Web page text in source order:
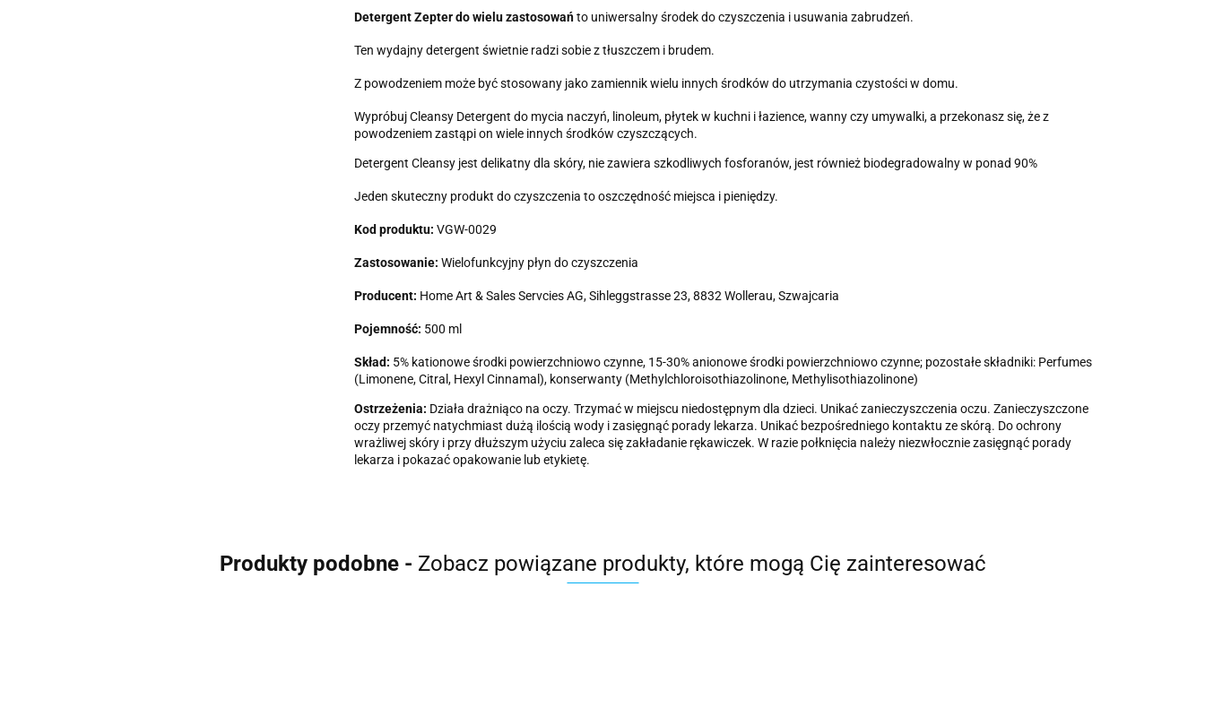
Detergent Zepter do wielu zastosowańto uniwersalny środek do czyszczenia i usuwania zabrudzeń.
Ten wydajny detergent świetnie radzi sobie z tłuszczem i brudem.
Z powodzeniem może być stosowany jako zamiennik wielu innych środków do utrzymania czystości w domu.
Wypróbuj Cleansy Detergent do mycia naczyń, linoleum, płytek w kuchni i łazience, wanny czy umywalki, a przekonasz się, że z
powodzeniem zastąpi on wiele innych środków czyszczących.
Detergent Cleansy jest delikatny dla skóry, nie zawiera szkodliwych fosforanów, jest również biodegradowalny w ponad 90%
Jeden skuteczny produkt do czyszczenia to oszczędność miejsca i pieniędzy.
Kod produktu: VGW-0029
Zastosowanie: Wielofunkcyjny płyn do czyszczenia
Producent: Home Art & Sales Servcies AG, Sihleggstrasse 23, 8832 Wollerau, Szwajcaria
Pojemność: 500 ml
Skład: 5% kationowe środki powierzchniowo czynne, 15-30% anionowe środki powierzchniowo czynne; pozostałe składniki: Perfumes
(Limonene, Citral, Hexyl Cinnamal), konserwanty (Methylchloroisothiazolinone, Methylisothiazolinone)
Ostrzeżenia: Działa drażniąco na oczy. Trzymać w miejscu niedostępnym dla dzieci. Unikać zanieczyszczenia oczu. Zanieczyszczone
oczy przemyć natychmiast dużą ilością wody i zasięgnąć porady lekarza. Unikać bezpośredniego kontaktu ze skórą. Do ochrony
wrażliwej skóry i przy dłuższym użyciu zaleca się zakładanie rękawiczek. W razie połknięcia należy niezwłocznie zasięgnąć porady
lekarza i pokazać opakowanie lub etykietę.
Produkty podobne - Zobacz powiązane produkty, które mogą Cię zainteresować